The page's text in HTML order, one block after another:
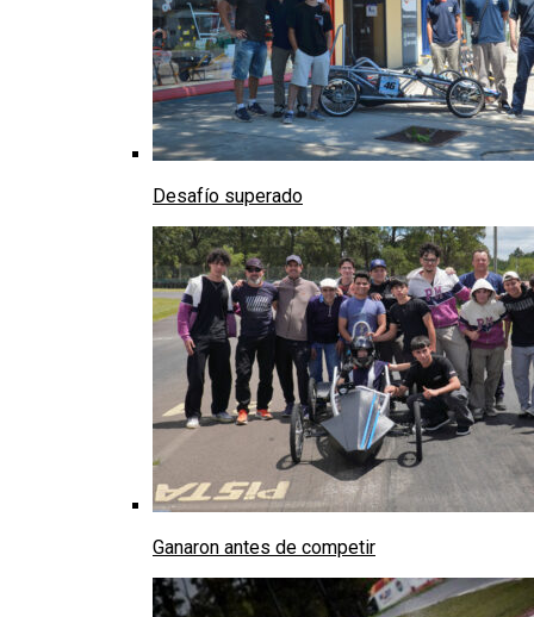
Desafío superado
Ganaron antes de competir